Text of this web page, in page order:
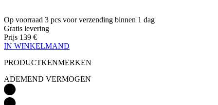
Op voorraad 3 pcs voor verzending binnen 1 dag
Gratis levering
Prijs 139 €
IN WINKELMAND
PRODUCTKENMERKEN
ADEMEND VERMOGEN